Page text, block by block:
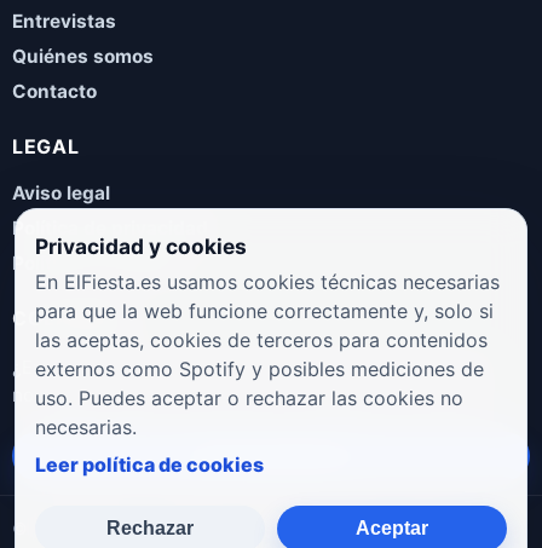
Entrevistas
Quiénes somos
Contacto
LEGAL
Aviso legal
Política de privacidad
Política de cookies
COLABORA
¿Eres artista, manager, sello o promotor? Envíanos tus
novedades, galas, entrevistas o propuestas musicales.
Enviar propuesta
© 2026 ElFiesta.es Noticias · Galas · Entrevistas · Música
Privacidad y cookies
En ElFiesta.es usamos cookies técnicas necesarias
para que la web funcione correctamente y, solo si
las aceptas, cookies de terceros para contenidos
externos como Spotify y posibles mediciones de
uso. Puedes aceptar o rechazar las cookies no
necesarias.
Leer política de cookies
Rechazar Aceptar